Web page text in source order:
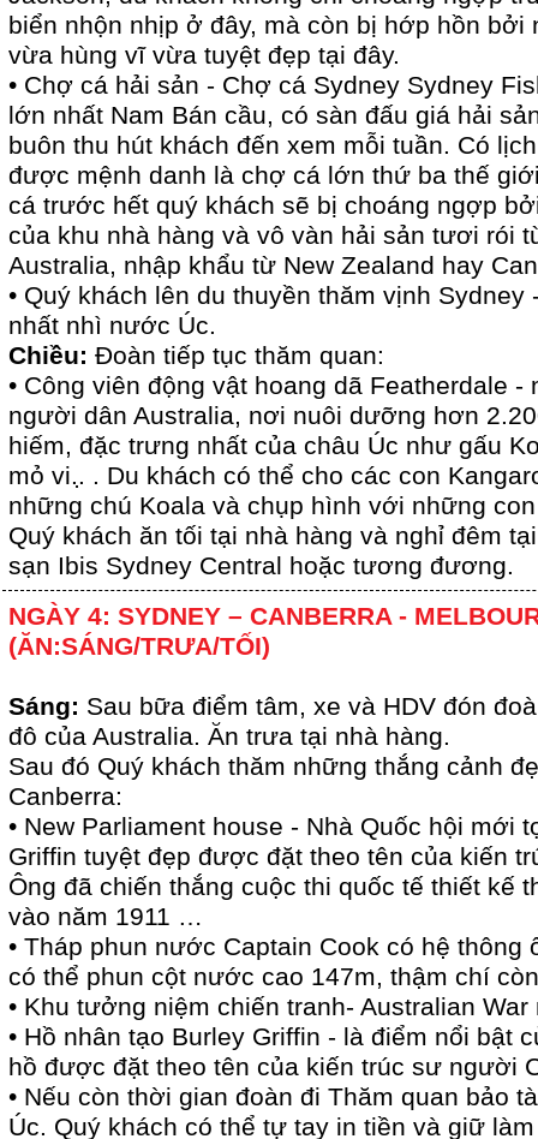
biển nhộn nhịp ở đây, mà còn bị hớp hồn bởi
vừa hùng vĩ vừa tuyệt đẹp tại đây.
• Chợ cá hải sản - Chợ cá Sydney Sydney
lớn nhất Nam Bán cầu, có sàn đấu giá hải
buôn thu hút khách đến xem mỗi tuần. Có
được mệnh danh là chợ cá lớn thứ ba thế
cá trước hết quý khách sẽ bị choáng ngợp
của khu nhà hàng và vô vàn hải sản tươi rói
Australia, nhập khẩu từ New Zealand hay
• Quý khách lên du thuyền thăm vịnh Sydney
nhất nhì nước Úc.
Chiều: Đoàn tiếp tục thăm quan:
• Công viên động vật hoang dã Featherdale -
người dân Australia, nơi nuôi dưỡng hơn
hiếm, đặc trưng nhất của châu Úc như gấu
mỏ vi..̣ . Du khách có thể cho các con
những chú Koala và chụp hình với những
Quý khách ăn tối tại nhà hàng và nghỉ đêm
sạn Ibis Sydney Central hoặc tương đương.
NGÀY 4: SYDNEY – CANBERRA -
(ĂN:SÁNG/TRƯA/TỐI)
Sáng: Sau bữa điểm tâm, xe và HDV đón
đô của Australia. Ăn trưa tại nhà hàng.
Sau đó Quý khách thăm những thắng cảnh
Canberra:
• New Parliament house - Nhà Quốc hội mới
Griffin tuyệt đẹp được đặt theo tên của kiến
Ông đã chiến thắng cuộc thi quốc tế thiết kế
vào năm 1911 …
• Tháp phun nước Captain Cook có hệ
có thể phun cột nước cao 147m, thậm chí
• Khu tưởng niệm chiến tranh- Australian War
• Hồ nhân tạo Burley Griffin - là điểm nổi bật
hồ được đặt theo tên của kiến trúc sư người
• Nếu còn thời gian đoàn đi Thăm quan bảo
Úc. Quý khách có thể tự tay in tiền và giữ